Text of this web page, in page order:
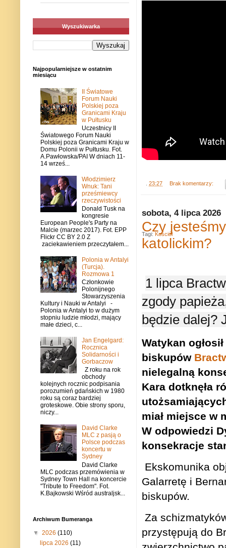
23:27 Brak komentarzy:
sobota, 4 lipca 2026
Czy
katolickim?
1 lipca
zgody
będzie dalej?
Watykan
biskupów
nielegalną
Kara dotknęła
miał miejsce w
W odpowiedzi
konsekracje
Ekskomunika
Galarretę i
biskupów.
Za
przystępują do
Tagi: Kościół
Wyszukiwarka
Najpopularniejsze w ostatnim
miesiącu
II Światowe
Forum Nauki
Polskiej poza
Granicami Kraju
w Pułtusku
Uczestnicy II
Światowego Forum Nauki
Polskiej poza Granicami Kraju w
Domu Polonii w Pułtusku. Fot.
A.Pawłowska/PAI W dniach 11-
14 wrześ...
Włodzimierz
Wnuk: Tani
prześmiewcy
rzeczywistości
Donald Tusk na
kongresie
European People's Party na
Malcie (marzec 2017). Fot. EPP
Flickr CC BY 2.0 Z
zaciekawieniem przeczytałem...
Polonia w Antalyi
(Turcja).
Rozmowa 1
Członkowie
Polonijnego
Stowarzyszenia
Kultury i Nauki w Antalyi -
Polonia w Antalyi to w dużym
stopniu ludzie młodzi, mający
małe dzieci, c...
Jan Engelgard:
Rocznica
Solidarności i
Gorbaczow
Z roku na rok
obchody
kolejnych rocznic podpisania
porozumień gdańskich w 1980
roku są coraz bardziej
groteskowe. Obie strony sporu,
niczy...
David Clarke
MLC z pasją o
Polsce podczas
koncertu w
Sydney
David Clarke
MLC podczas przemówienia w
Sydney Town Hall na koncercie
"Tribute to Freedom". Fot.
K.Bajkowski Wśród australjsk...
Archiwum Bumeranga
▼ 2026 (110)
lipca 2026(11)